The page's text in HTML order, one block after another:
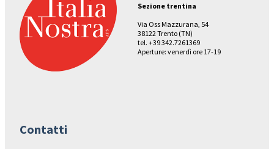
Sezione trentina
Via Oss Mazzurana, 54
38122 Trento (TN)
tel. +39 342.7261369
Aperture: venerdì ore 17-19
Contatti